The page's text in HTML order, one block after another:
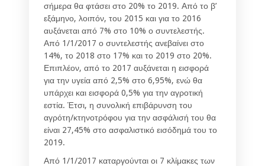
σήμερα θα φτάσει στο 20% το 2019. Από το β’
εξάμηνο, λοιπόν, του 2015 και για το 2016
αυξάνεται από 7% στο 10% ο συντελεστής.
Από 1/1/2017 ο συντελεστής ανεβαίνει στο
14%, το 2018 στο 17% και το 2019 στο 20%.
Επιπλέον, από το 2017 αυξάνεται η εισφορά
για την υγεία από 2,5% στο 6,95%, ενώ θα
υπάρχει και εισφορά 0,5% για την αγροτική
εστία. Έτσι, η συνολική επιβάρυνση του
αγρότη/κτηνοτρόφου για την ασφάλισή του θα
είναι 27,45% στο ασφαλιστικό εισόδημά του το
2019.
Από 1/1/2017 καταργούνται οι 7 κλίμακες των